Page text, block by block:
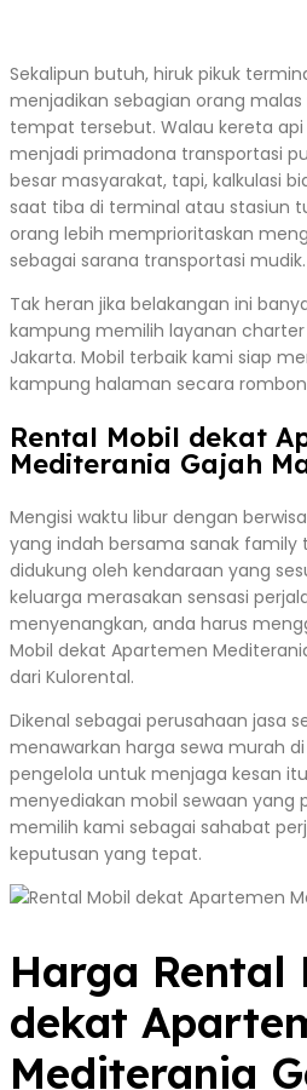
Sekalipun butuh, hiruk pikuk
menjadikan sebagian orang
tempat tersebut. Walau kereta api
menjadi primadona transportasi
besar masyarakat, tapi, kalkulasi
saat tiba di terminal atau stasiun
orang lebih memprioritaskan
sebagai sarana transportasi mudik.
Tak heran jika belakangan ini
kampung memilih layanan
Jakarta. Mobil terbaik kami siap
kampung halaman secara
Rental Mobil dekat
Mediterania Gajah
Mengisi waktu libur dengan
yang indah bersama sanak family
didukung oleh kendaraan yang
keluarga merasakan sensasi
menyenangkan, anda harus
Mobil dekat Apartemen
dari Kulorental.
Dikenal sebagai perusahaan jasa
menawarkan harga sewa murah
pengelola untuk menjaga kesan
menyediakan mobil sewaan yang
memilih kami sebagai sahabat
keputusan yang tepat.
Harga Rental
dekat
Mediterania